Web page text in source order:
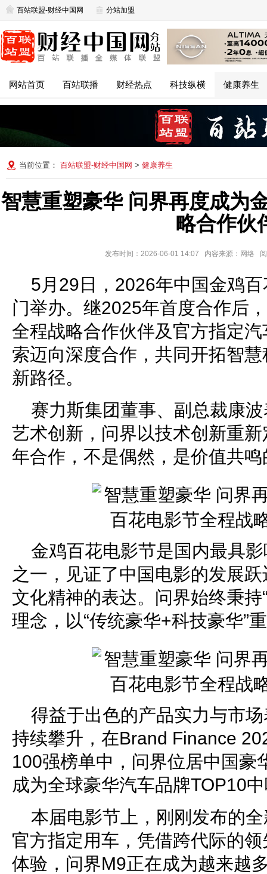
百站联盟-财经中国网 分站加盟
网站首页 百站联播 财经热点 科技纵横 健康养生
当前位置： 百站联盟-财经中国网 > 健康养生
智慧重塑豪华 问界再度成为
略合作伙
发布时间：2026-06-01 14:07 内容来源：网络
5月29日，2026年中国金鸡
门举办。继2025年首度合作后
全程战略合作伙伴及官方指定
索迈向深度合作，共同开拓智
新路径。
赛力斯集团董事、副总裁康
艺术创新，问界以技术创新重
年合作，不是偶然，是价值共鸣
金鸡百花电影节是国内最具
之一，见证了中国电影的发展
文化精神的表达。问界始终秉持
理念，以“传统豪华+科技豪华”
得益于出色的产品实力与市
持续攀升，在Brand Finance
100强榜单中，问界位居中国豪
成为全球豪华汽车品牌TOP10
本届电影节上，刚刚发布的
官方指定用车，凭借跨代际的
体验，问界M9正在成为越来越